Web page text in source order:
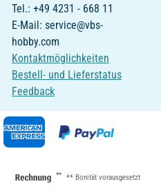
Tel.: +49 4231 - 668 11
E-Mail: service@vbs-
hobby.com
Kontaktmöglichkeiten
Bestell- und Lieferstatus
Feedback
** ** Bonität vorausgesetzt